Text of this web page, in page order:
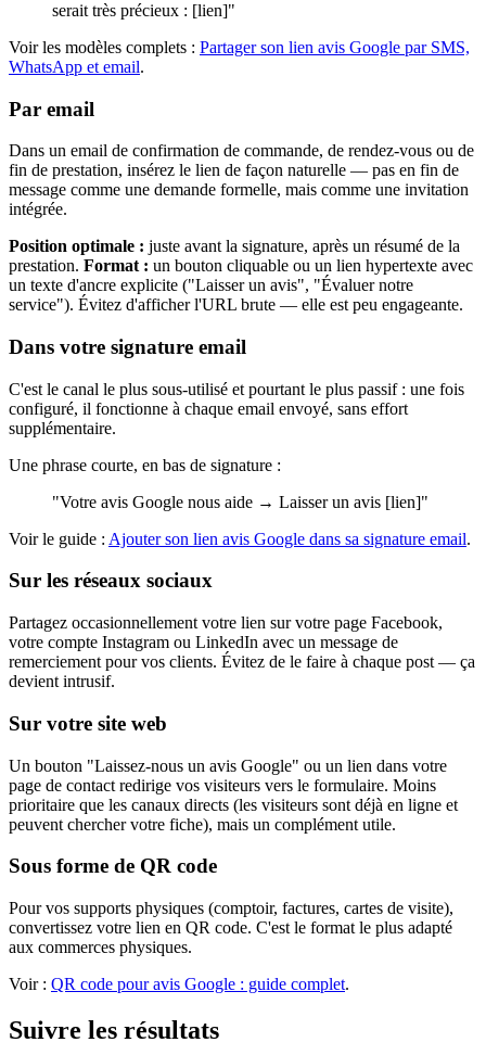
serait très précieux : [lien]"
Voir les modèles complets : Partager son lien avis Google par SMS,
WhatsApp et email.
Par email
Dans un email de confirmation de commande, de rendez-vous ou de
fin de prestation, insérez le lien de façon naturelle — pas en fin de
message comme une demande formelle, mais comme une invitation
intégrée.
Position optimale : juste avant la signature, après un résumé de la
prestation. Format : un bouton cliquable ou un lien hypertexte avec
un texte d'ancre explicite ("Laisser un avis", "Évaluer notre
service"). Évitez d'afficher l'URL brute — elle est peu engageante.
Dans votre signature email
C'est le canal le plus sous-utilisé et pourtant le plus passif : une fois
configuré, il fonctionne à chaque email envoyé, sans effort
supplémentaire.
Une phrase courte, en bas de signature :
"Votre avis Google nous aide → Laisser un avis [lien]"
Voir le guide : Ajouter son lien avis Google dans sa signature email.
Sur les réseaux sociaux
Partagez occasionnellement votre lien sur votre page Facebook,
votre compte Instagram ou LinkedIn avec un message de
remerciement pour vos clients. Évitez de le faire à chaque post — ça
devient intrusif.
Sur votre site web
Un bouton "Laissez-nous un avis Google" ou un lien dans votre
page de contact redirige vos visiteurs vers le formulaire. Moins
prioritaire que les canaux directs (les visiteurs sont déjà en ligne et
peuvent chercher votre fiche), mais un complément utile.
Sous forme de QR code
Pour vos supports physiques (comptoir, factures, cartes de visite),
convertissez votre lien en QR code. C'est le format le plus adapté
aux commerces physiques.
Voir : QR code pour avis Google : guide complet.
Suivre les résultats